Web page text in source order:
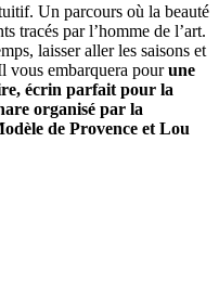
Un parcours où la beauté
tracés par l’homme de l’art.
laisser aller les saisons et
vous embarquera pourune
écrin parfait pour la
organisé par la
de Provence et Lou